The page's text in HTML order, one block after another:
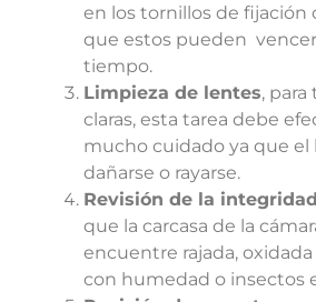
en los tornillos de fijación
que estos pueden
tiempo.
Limpieza de lentes,
claras, esta tarea debe
mucho cuidado ya que
dañarse o rayarse.
Revisión de la
que la carcasa de la
encuentre rajada,
con humedad o insectos